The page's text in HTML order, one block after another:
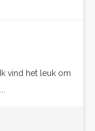
vind het leuk om